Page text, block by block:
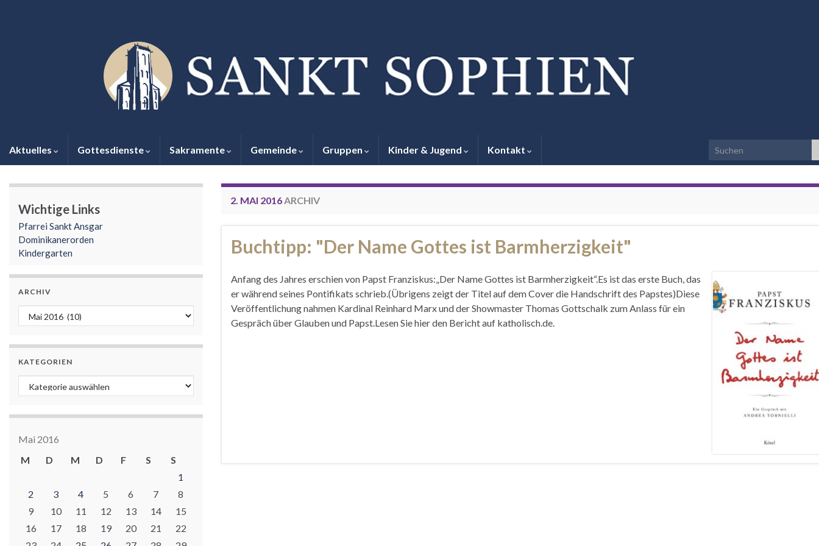
Aktuelles Gottesdienste Sakramente Gemeinde Gruppen Kinder & Jugend Kontakt Search for:
2. MAI 2016ARCHIV
Buchtipp: "Der Name Gottes ist Barmherzigkeit"
Anfang des Jahres erschien von Papst Franziskus:„Der Name Gottes ist Barmherzigkeit“.Es ist das erste Buch, das
er während seines Pontifikats schrieb.(Übrigens zeigt der Titel auf dem Cover die Handschrift des Papstes)Diese
Veröffentlichung nahmen Kardinal Reinhard Marx und der Showmaster Thomas Gottschalk zum Anlass für ein
Gespräch über Glauben und Papst.Lesen Sie hier den Bericht auf katholisch.de.
Wichtige Links
Pfarrei Sankt Ansgar
Dominikanerorden
Kindergarten
ARCHIV
Archiv
KATEGORIEN
Kategorien
Mai 2016
M
D M D F S
S
1
2
3 4 5 6 7
8
9
10 11 12 13 14
15
16
17 18 19 20 21
22